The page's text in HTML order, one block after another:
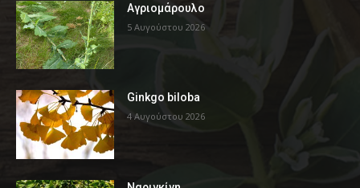
Αγριομάρουλο
5 Αυγούστου 2026
Ginkgo biloba
4 Αυγούστου 2026